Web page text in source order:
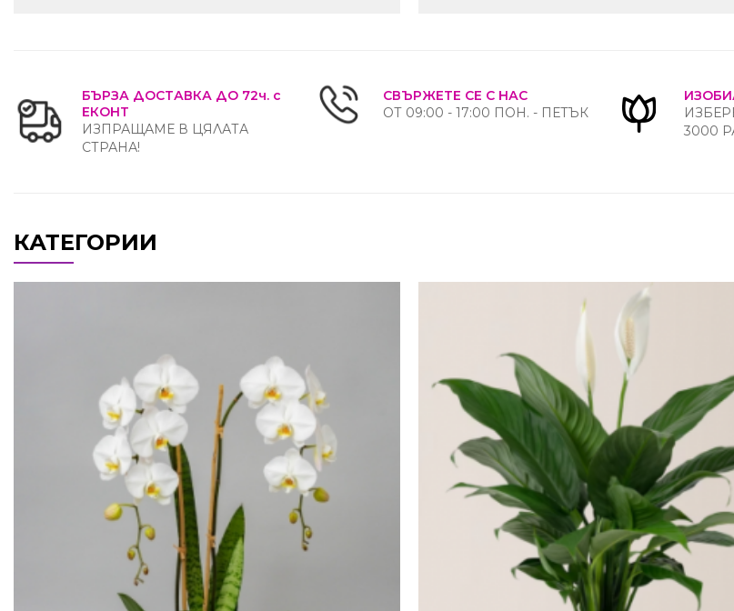
БЪРЗА ДОСТАВКА ДО 72ч. с
ЕКОНТ
ИЗПРАЩАМЕ В ЦЯЛАТА
СТРАНА!
СВЪРЖЕТЕ СЕ С НАС
ОТ 09:00 - 17:00 ПОН. - ПЕТЪК
3000
КАТЕГОРИИ